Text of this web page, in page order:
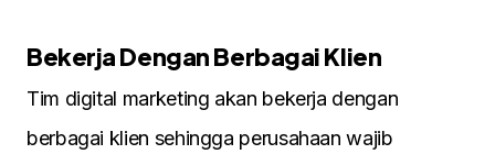
Bekerja Dengan Berbagai Klien
Tim digital marketing akan bekerja dengan
berbagai klien sehingga perusahaan wajib